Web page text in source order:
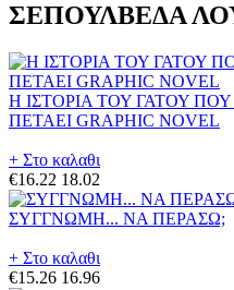
ΣΕΠΟΥΛΒΕΔΑ
Η ΙΣΤΟΡΙΑ ΤΟΥ ΓΑΤΟΥ
ΠΕΤΑΕΙ GRAPHIC NOVEL
+ Στο καλαθι
€16.22 18.02
ΣΥΓΓΝΩΜΗ... ΝΑ ΠΕΡΑΣΩ;
+ Στο καλαθι
€15.26 16.96